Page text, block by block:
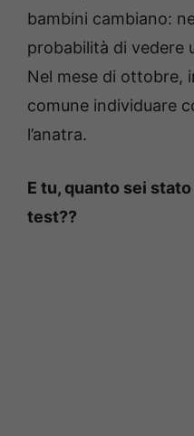
bambini cambiano:
probabilità di vedere
Nel mese di ottobre,
comune individuare
l’anatra.
E tu, quanto sei
test??